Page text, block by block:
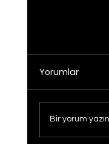
Yorumlar
Bir yorum